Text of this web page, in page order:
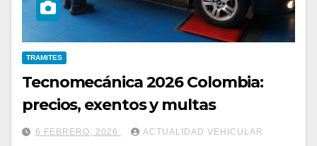
TRAMITES
Tecnomecánica 2026 Colombia:
precios, exentos y multas
6 FEBRERO, 2026 ACTUALIDAD VEHICULAR